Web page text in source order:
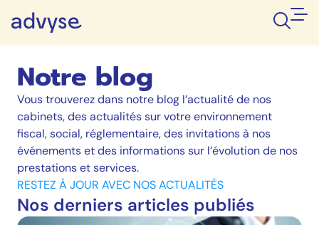
Notre blog
Vous trouverez dans notre blog l’actualité de nos
cabinets, des actualités sur votre environnement
fiscal, social, réglementaire, des invitations à nos
événements et des informations sur l’évolution de nos
prestations et services.
RESTEZ À JOUR AVEC NOS ACTUALITÉS
Nos derniers articles publiés